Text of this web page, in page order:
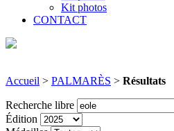
Kit photos
CONTACT
Accueil > PALMARÈS > Résultats
Recherche libre
Édition